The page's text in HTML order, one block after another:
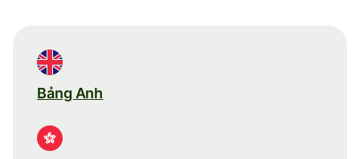
Bảng Anh